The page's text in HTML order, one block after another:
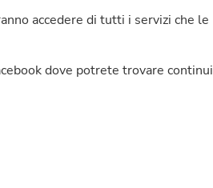
accedere di tutti i servizi che le
dove potrete trovare continui